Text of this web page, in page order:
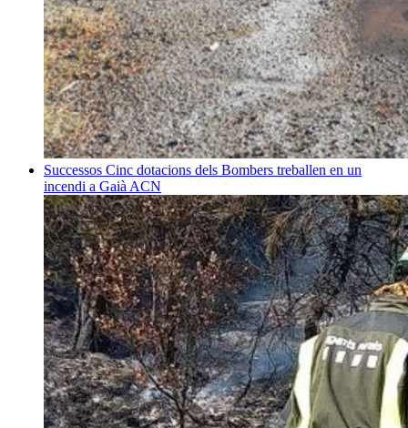
Successos Cinc dotacions dels Bombers treballen en un
incendi a Gaià ACN